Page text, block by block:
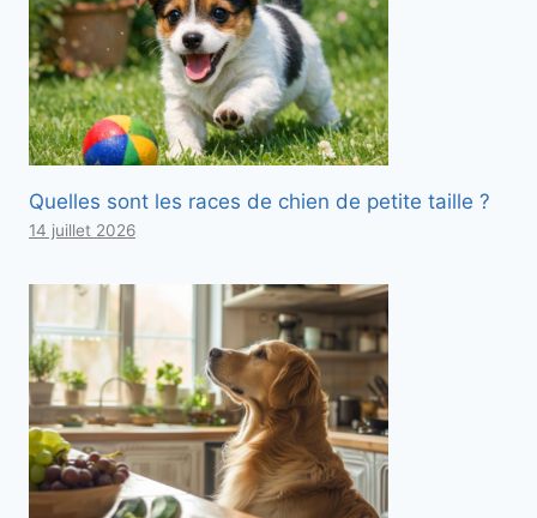
Quelles sont les races de chien de petite taille ?
14 juillet 2026